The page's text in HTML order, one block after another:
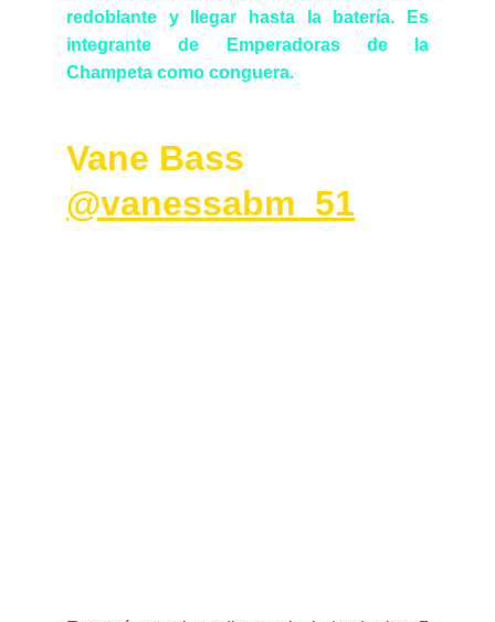
redoblante y llegar hasta la batería. Es
integrante de Emperadoras de la
Champeta como conguera.
Vane Bass
@vanessabm_51